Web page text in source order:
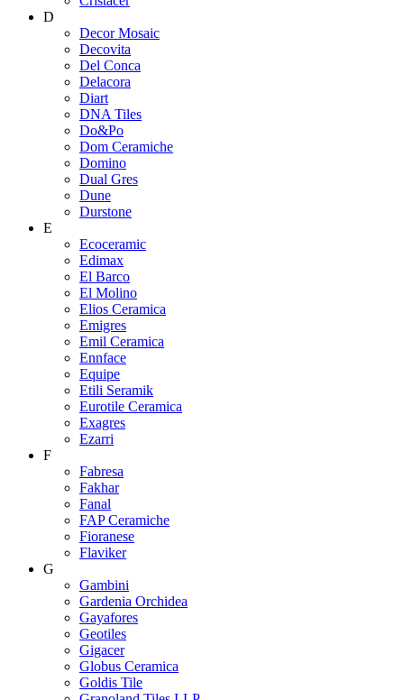
D
Decor Mosaic
Decovita
Del Conca
Delacora
Diart
DNA Tiles
Do&Po
Dom Ceramiche
Domino
Dual Gres
Dune
Durstone
E
Ecoceramic
Edimax
El Barco
El Molino
Elios Ceramica
Emigres
Emil Ceramica
Ennface
Equipe
Etili Seramik
Eurotile Ceramica
Exagres
Ezarri
F
Fabresa
Fakhar
Fanal
FAP Ceramiche
Fioranese
Flaviker
G
Gambini
Gardenia Orchidea
Gayafores
Geotiles
Gigacer
Globus Ceramica
Goldis Tile